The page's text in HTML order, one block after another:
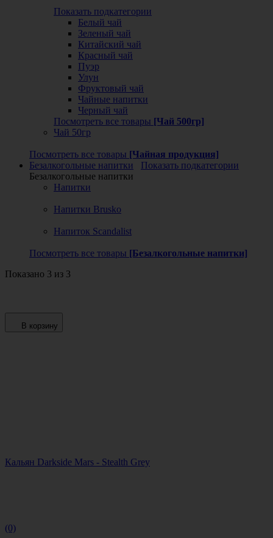
Показать подкатегории
Белый чай
Зеленый чай
Китайский чай
Красный чай
Пуэр
Улун
Фруктовый чай
Чайные напитки
Черный чай
Посмотреть все товары [Чай 500гр]
Чай 50гр
Посмотреть все товары [Чайная продукция]
Безалкогольные напитки
Показать подкатегории
Безалкогольные напитки
Напитки
Напитки Brusko
Напиток Scandalist
Посмотреть все товары [Безалкогольные напитки]
Показано 3 из 3
В корзину
Кальян Darkside Mars - Stealth Grey
(0)